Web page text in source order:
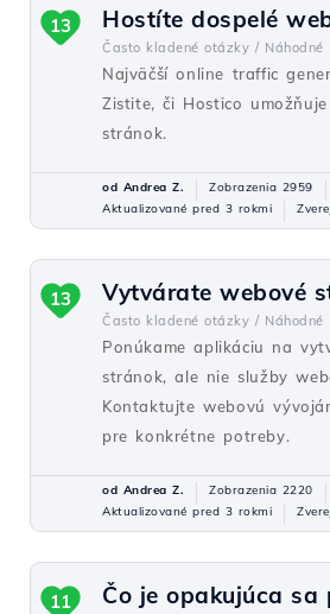
Hostíte dospelé
Často kladené otázky / Náhodné
Najväčší online traffic
Zistite, či Hostico
stránok.
13
od Andrea Z.
Zobrazenia 2959
Aktualizované pred 3 rokmi
Vytvárate webové
Často kladené otázky / Náhodné
Ponúkame aplikáciu na
stránok, ale nie služby
Kontaktujte webovú
pre konkrétne potreby.
13
od Andrea Z.
Zobrazenia 2220
Aktualizované pred 3 rokmi
Čo je opakujúca sa
11